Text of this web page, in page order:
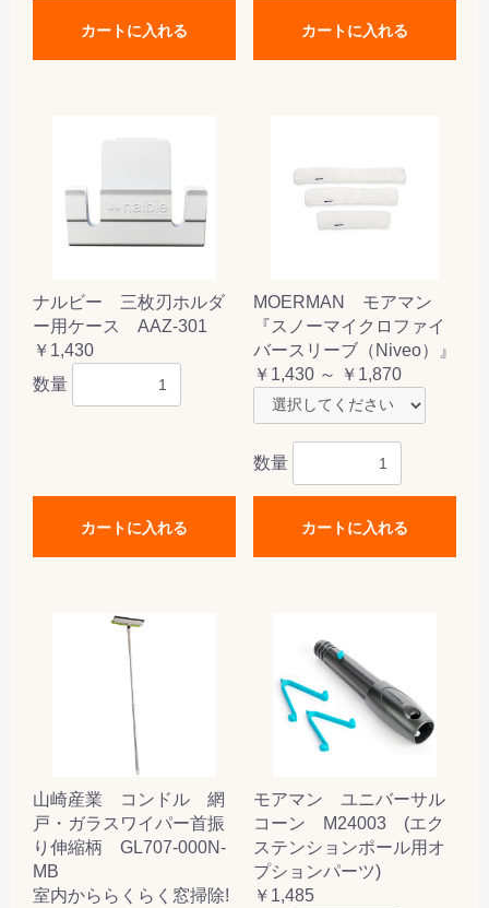
カートに入れる カートに入れる
ナルビー 三枚刃ホルダ
ー用ケース AAZ-301
￥1,430
数量
カートに入れる
MOERMAN モアマン
『スノーマイクロファイ
バースリーブ（Niveo）』
￥1,430 ～ ￥1,870
数量
カートに入れる
山崎産業 コンドル 網
戸・ガラスワイパー首振
り伸縮柄 GL707-000N-
MB
室内かららくらく窓掃除!
モアマン ユニバーサル
コーン M24003 (エク
ステンションポール用オ
プションパーツ)
￥1,485